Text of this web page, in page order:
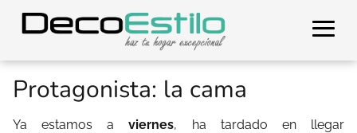
Protagonista: la cama
Ya estamos aviernes, ha tardado en llegar